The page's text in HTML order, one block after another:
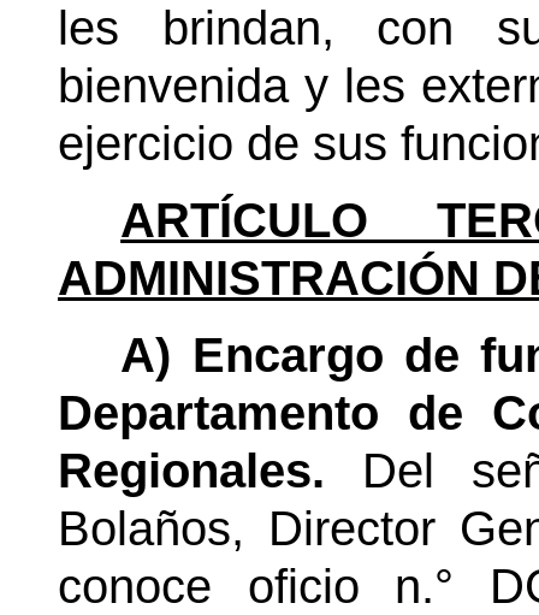
les brindan, con
bienvenida y les
ejercicio de sus
ARTÍCULO
ADMINISTRACIÓN
A) Encargo de
Departamento de
Regionales. Del
Bolaños, Director
conoce oficio n.°